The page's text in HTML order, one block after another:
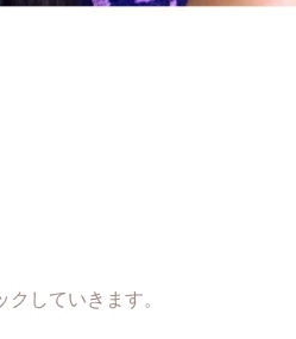
していきます。